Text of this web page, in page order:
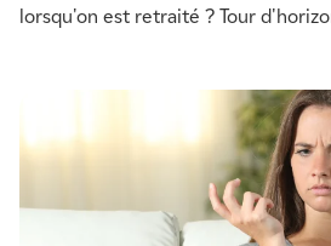
lorsqu'on est retraité ? Tour